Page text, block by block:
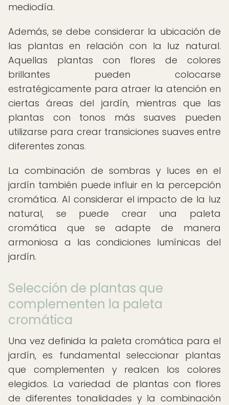
mediodía.
Además, se debe considerar la ubicación de
las plantas en relación con la luz natural.
Aquellas plantas con flores de colores
brillantes pueden colocarse
estratégicamente para atraer la atención en
ciertas áreas del jardín, mientras que las
plantas con tonos más suaves pueden
utilizarse para crear transiciones suaves entre
diferentes zonas.
La combinación de sombras y luces en el
jardín también puede influir en la percepción
cromática. Al considerar el impacto de la luz
natural, se puede crear una paleta
cromática que se adapte de manera
armoniosa a las condiciones lumínicas del
jardín.
Selección de plantas que
complementen la paleta
cromática
Una vez definida la paleta cromática para el
jardín, es fundamental seleccionar plantas
que complementen y realcen los colores
elegidos. La variedad de plantas con flores
de diferentes tonalidades y la combinación